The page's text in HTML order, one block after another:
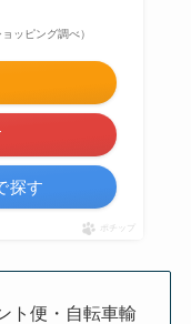
ッピング調べ）
探す
ポチップ
ト便・自転車輸